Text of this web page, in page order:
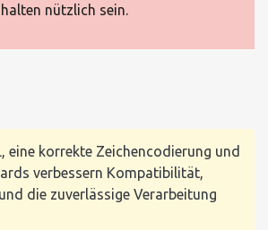
nützlich sein.
eine korrekte Zeichencodierung und
verbessern Kompatibilität,
die zuverlässige Verarbeitung